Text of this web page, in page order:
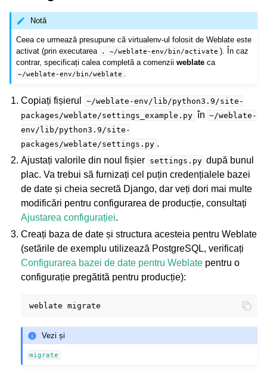
Notă
Ceea ce urmează presupune că virtualenv-ul folosit de Weblate este
activat (prin executarea
. ~/weblate-env/bin/activate ). În caz
contrar, specificați calea completă a comenziiweblate ca
~/weblate-env/bin/weblate .
Copiați fișierul
~/weblate-env/lib/python3.9/site-
packages/weblate/settings_example.py în ~/weblate-
env/lib/python3.9/site-
packages/weblate/settings.py .
Ajustați valorile din noul fișier settings.py după bunul
plac. Va trebui să furnizați cel puțin credențialele bazei
de date și cheia secretă Django, dar veți dori mai multe
modificări pentru configurarea de producție, consultați
Ajustarea configurației.
Creați baza de date și structura acesteia pentru Weblate
(setările de exemplu utilizează PostgreSQL, verificați
Configurarea bazei de date pentru Weblate pentru o
configurație pregătită pentru producție):
weblate
Vezi și
migrate